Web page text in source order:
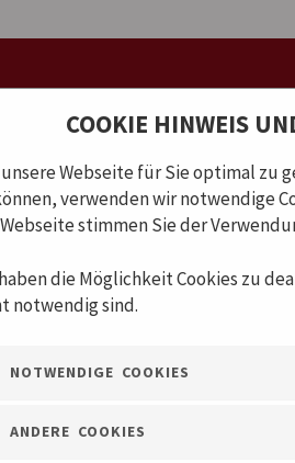
COOKIE HINWEIS
Webseite für Sie optimal zu
verwenden wir notwendige
stimmen Sie der
die Möglichkeit Cookies zu
notwendig sind.
NOTWENDIGE COOKIES
ANDERE COOKIES